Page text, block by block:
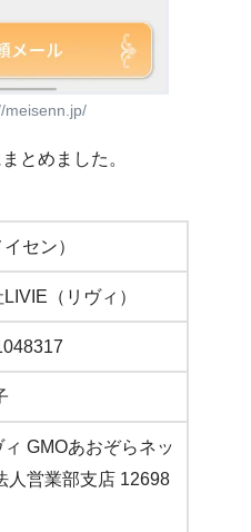
meisenn.jp/
とめました。
セン）
（リヴィ）
ィ GMOあおぞらネッ
人営業部支店 12698